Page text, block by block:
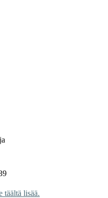
täältä lisää.